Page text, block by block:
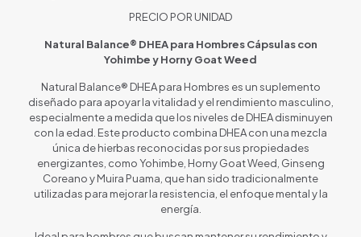
PRECIO POR UNIDAD
Natural Balance® DHEA para Hombres Cápsulas con
Yohimbe y Horny Goat Weed
Natural Balance® DHEA para Hombres es un suplemento
diseñado para apoyar la vitalidad y el rendimiento masculino,
especialmente a medida que los niveles de DHEA disminuyen
con la edad. Este producto combina DHEA con una mezcla
única de hierbas reconocidas por sus propiedades
energizantes, como Yohimbe, Horny Goat Weed, Ginseng
Coreano y Muira Puama, que han sido tradicionalmente
utilizadas para mejorar la resistencia, el enfoque mental y la
energía.